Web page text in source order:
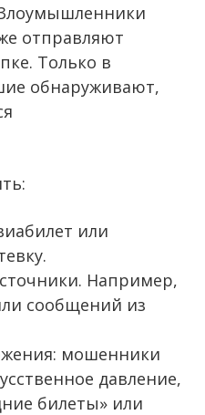
отправляют
Только в
обнаруживают,
или
Например,
сообщений из
мошенники
давление,
билеты» или